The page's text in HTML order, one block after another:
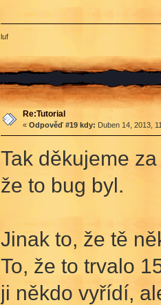
luf
Re:Tutorial
« Odpověď #19 kdy: Duben 14, 2013,
Tak děkujeme
že to bug byl.
Jinak to, že tě
To, že to trvalo
ji někdo vyřídí,